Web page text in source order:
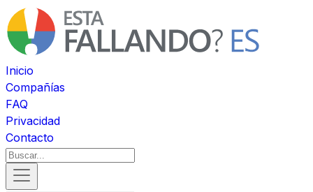
Inicio
Compañías
FAQ
Privacidad
Contacto